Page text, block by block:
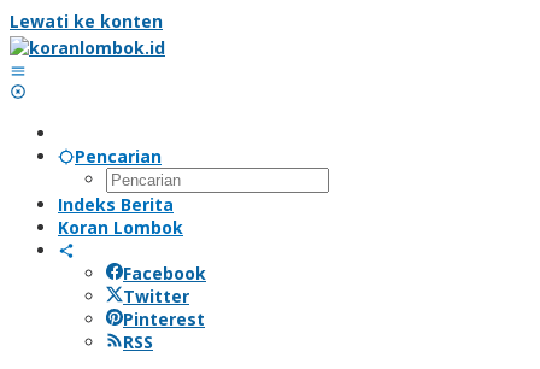
Lewati ke konten
Pencarian
Indeks Berita
Koran Lombok
Facebook
Twitter
Pinterest
RSS